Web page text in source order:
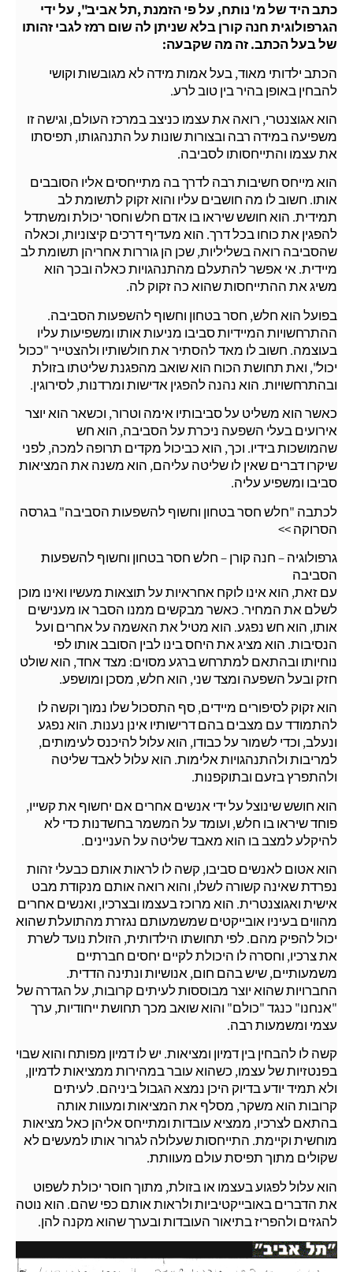
כתב היד של מ' נותח, על פי הזמנת ,תל אביב", על ידי
הגרפולוגית חנה קורן בלא שניתן לה שום רמז לגבי זהותו
של בעל הכתב. זה מה שקבעה:
הכתב ילדותי מאוד, בעל אמות מידה לא מגובשות וקושי
להבחין באופן בהיר בין טוב לרע.
הוא אגוצנטרי, רואה את עצמו כניצב במרכז העולם, וגישה זו
משפיעה במידה רבה ובצורות שונות על התנהגותו, תפיסתו
את עצמו והתייחסותו לסביבה.
הוא מייחס חשיבות רבה לדרך בה מתייחסים אליו הסובבים
אותו. חשוב לו מה חושבים עליו והוא זקוק לתשומת לב
תמידית. הוא חושש שיראו בו אדם חלש וחסר יכולת ומשתדל
להפגין את כוחו בכל דרך. הוא מעדיף דרכים קיצוניות, וכאלה
שהסביבה רואה בשליליות, שכן הן גוררות אחריהן תשומת לב
מיידית. אי אפשר להתעלם מהתנהגויות כאלה ובכך הוא
משיג את ההתייחסות שהוא כה זקוק לה.
בפועל הוא חלש, חסר בטחון וחשוף להשפעות הסביבה.
ההתרחשויות המיידיות סביבו מניעות אותו ומשפיעות עליו
בעוצמה. חשוב לו מאד להסתיר את חולשותיו ולהצטייר "ככול
יכול", ואת תחושת הכוח הוא שואב מהפגנת שליטתו בזולת
ובהתרחשויות. הוא נהנה להפגין אדישות ומרדנות, לסירוגין.
כאשר הוא משליט על סביבותיו אימה וטרור, וכשאר הוא יוצר
אירועים בעלי השפעה ניכרת על הסביבה, הוא חש
שהמושכות בידיו. וכך, הוא כביכול מקדים תרופה למכה, לפני
שיקרו דברים שאין לו שליטה עליהם, הוא משנה את המציאות
סביבו ומשפיע עליה.
לכתבה "חלש חסר בטחון וחשוף להשפעות הסביבה" בגרסה
הסרוקה >>
גרפולוגיה – חנה קורן – חלש חסר בטחון וחשוף להשפעות
הסביבה
עם זאת, הוא אינו לוקח אחראיות על תוצאות מעשיו ואינו מוכן
לשלם את המחיר. כאשר מבקשים ממנו הסבר או מענישים
אותו, הוא חש נפגע. הוא מטיל את האשמה על אחרים ועל
הנסיבות. הוא מציג את היחס בינו לבין הסובב אותו לפי
נוחיותו ובהתאם למתרחש ברגע מסוים: מצד אחד, הוא שולט
חזק ובעל השפעה ומצד שני, הוא חלש, מסכן ומושפע.
הוא זקוק לסיפורים מיידים, סף התסכול שלו נמוך וקשה לו
להתמודד עם מצבים בהם דרישותיו אינן נענות. הוא נפגע
ונעלב, וכדי לשמור על כבודו, הוא עלול להיכנס לעימותים,
למריבות ולהתנהגויות אלימות. הוא עלול לאבד שליטה
ולהתפרץ בזעם ובתוקפנות.
הוא חושש שינוצל על ידי אנשים אחרים אם יחשוף את קשייו,
פוחד שיראו בו חלש, ועומד על המשמר בחשדנות כדי לא
להיקלע למצב בו הוא מאבד שליטה על העניינים.
הוא אטום לאנשים סביבו, קשה לו לראות אותם כבעלי זהות
נפרדת שאינה קשורה לשלו, והוא רואה אותם מנקודת מבט
אישית ואגוצנטרית. הוא מרוכז בעצמו ובצרכיו, ואנשים אחרים
מהווים בעיניו אובייקטים שמשמעותם נגזרת מהתועלת שהוא
יכול להפיק מהם. לפי תחושתו הילדותית, הזולת נועד לשרת
את צרכיו, וחסרה לו היכולת לקיים יחסים חברתיים
משמעותיים, שיש בהם חום, אנושיות ונתינה הדדית.
החברויות שהוא יוצר מבוססות לעיתים קרובות, על הגדרה של
"אנחנו" כנגד "כולם" והוא שואב מכך תחושת ייחודיות, ערך
עצמי ומשמעות רבה.
קשה לו להבחין בין דמיון ומציאות. יש לו דמיון מפותח והוא שבוי
בפנטזיות של עצמו, כשהוא עובר במהירות ממציאות לדמיון,
ולא תמיד יודע בדיוק היכן נמצא הגבול ביניהם. לעיתים
קרובות הוא משקר, מסלף את המציאות ומעוות אותה
בהתאם לצרכיו, ממציא עובדות ומתייחס אליהן כאל מציאות
מוחשית וקיימת. התייחסות שעלולה לגרור אותו למעשים לא
שקולים מתוך תפיסת עולם מעוותת.
הוא עלול לפגוע בעצמו או בזולת, מתוך חוסר יכולת לשפוט
את הדברים באובייקטיביות ולראות אותם כפי שהם. הוא נוטה
להגזים ולהפריז בתיאור העובדות ובערך שהוא מקנה להן.